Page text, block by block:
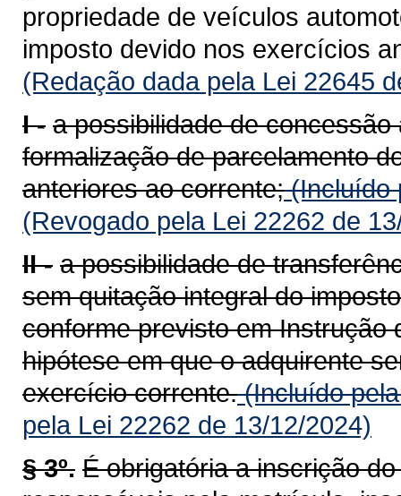
propriedade de veículos
imposto devido nos exercícios
(Redação dada pela Lei 22645
I - a possibilidade de
formalização de parcelamento
anteriores ao corrente;(Incluído
(Revogado pela Lei 22262 de
II - a possibilidade de
sem quitação integral do
conforme previsto em Instrução
hipótese em que o adquirente
exercício corrente.(Incluído
pela Lei 22262 de 13/12/2024)
§ 3º. É obrigatória a inscrição